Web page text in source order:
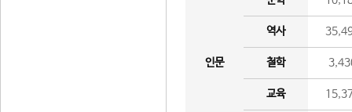
인문
역사
철학
교육